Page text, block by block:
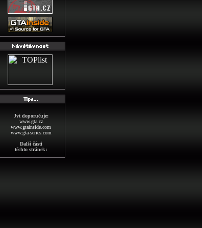
Jvt doporučuje:
www.gta.cz
www.gtainside.com
www.gta-series.com
Další části
těchto stránek:
GTA San Andreas
GTA Vice City
The Sims2
Wallpapers
MAFIA
indexs
GTA CZECH FORUM
Další stránky
o hře GTA:
www.gta-downloads.com
www.grandtheftauto.fr